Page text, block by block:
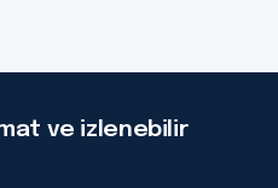
ve izlenebilir